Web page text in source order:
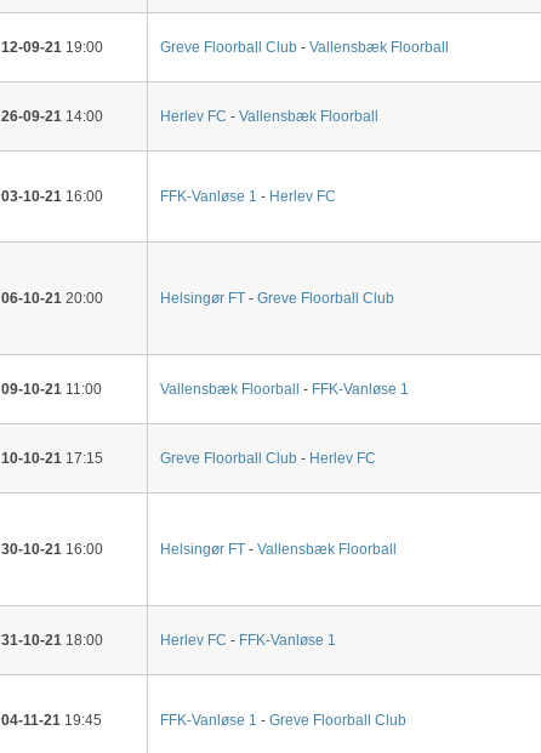
12-09-2119:00 Greve Floorball Club - Vallensbæk Floorball
26-09-2114:00 Herlev FC - Vallensbæk Floorball
03-10-2116:00 FFK-Vanløse 1 - Herlev FC
06-10-2120:00 Helsingør FT - Greve Floorball Club
09-10-2111:00 Vallensbæk Floorball - FFK-Vanløse 1
10-10-2117:15 Greve Floorball Club - Herlev FC
30-10-2116:00 Helsingør FT - Vallensbæk Floorball
31-10-2118:00 Herlev FC - FFK-Vanløse 1
04-11-2119:45 FFK-Vanløse 1 - Greve Floorball Club